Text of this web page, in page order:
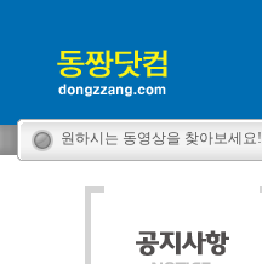
원하시는 동영상을 찾아보세요!